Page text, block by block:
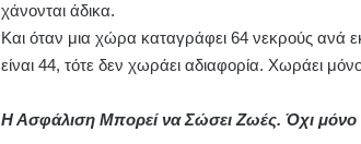
χάνονται άδικα.
Και όταν μια χώρα καταγράφει 64 νεκρούς ανά
είναι 44, τότε δεν χωράει αδιαφορία. Χωράει
Η Ασφάλιση Μπορεί να Σώσει Ζωές. Όχι μόνο